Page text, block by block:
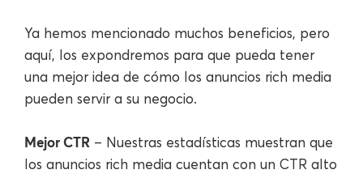
Ya hemos mencionado muchos beneficios, pero
aquí, los expondremos para que pueda tener
una mejor idea de cómo los anuncios rich media
pueden servir a su negocio.
Mejor CTR – Nuestras estadísticas muestran que
los anuncios rich media cuentan con un CTR alto